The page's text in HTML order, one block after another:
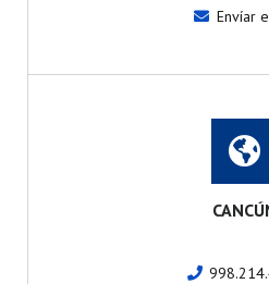
Envíar